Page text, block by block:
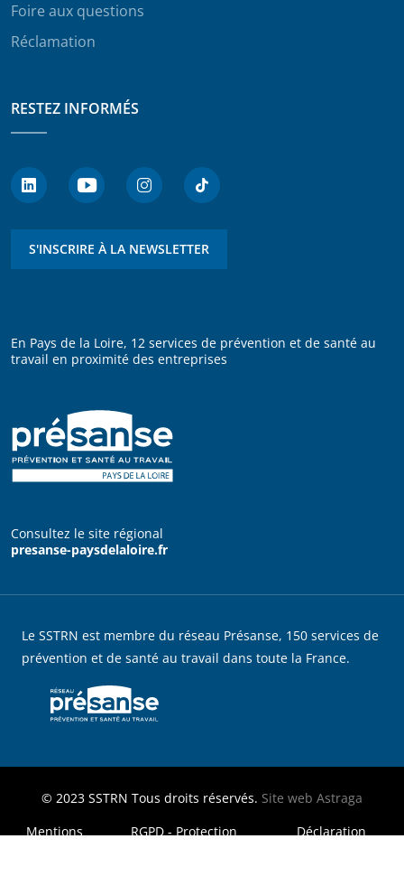
Foire aux questions
Réclamation
RESTEZ INFORMÉS
S'INSCRIRE À LA NEWSLETTER
En Pays de la Loire, 12 services de prévention et de santé au
travail en proximité des entreprises
Consultez le site régional
presanse-paysdelaloire.fr
Le SSTRN est membre du réseau Présanse, 150 services de
prévention et de santé au travail dans toute la France.
© 2023 SSTRN Tous droits réservés. Site web Astraga
MENU FOOTER LEGAL
Mentions
RGPD - Protection
Déclaration